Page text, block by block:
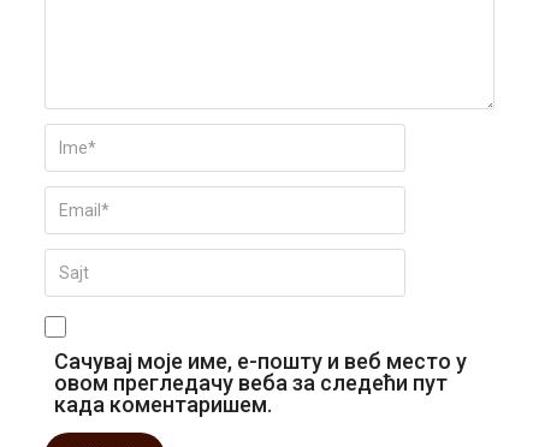
Сачувај моје име, е-пошту и веб место у
овом прегледачу веба за следећи пут
када коментаришем.